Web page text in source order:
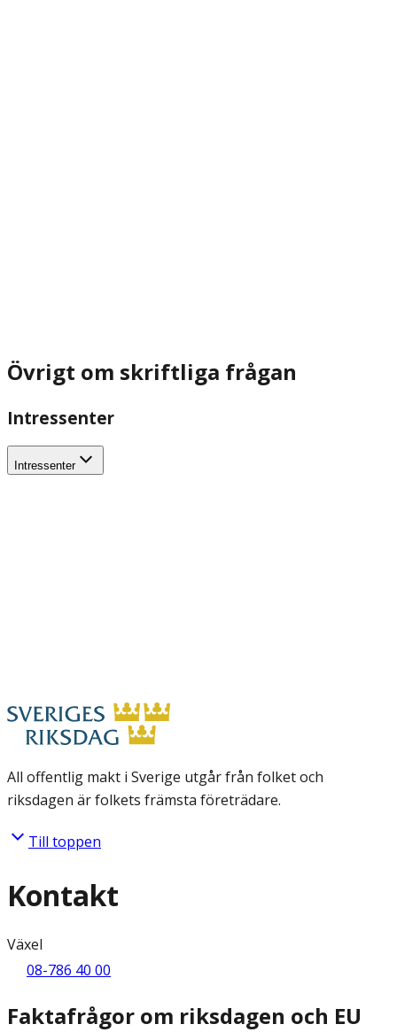
Övrigt om skriftliga frågan
Intressenter
Intressenter
All offentlig makt i Sverige utgår från folket och
riksdagen är folkets främsta företrädare.
Till toppen
Kontakt
Växel
08-786 40 00
Faktafrågor om riksdagen och EU